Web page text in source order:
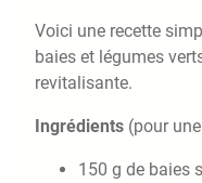
Voici une recette
baies et légumes
revitalisante.
Ingrédients (pour
150 g de baies